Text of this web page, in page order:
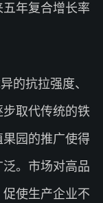
年复合增长率
的抗拉强度、
取代传统的铁
园的推广使得
。市场对高品
使生产企业不